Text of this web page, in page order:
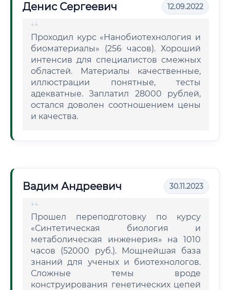
Денис Сергеевич 12.09.2022
Проходил курс «Нанобиотехнология и
биоматериалы» (256 часов). Хороший
интенсив для специалистов смежных
областей. Материалы качественные,
иллюстрации понятные, тесты
адекватные. Заплатил 28000 рублей,
остался доволен соотношением цены
и качества.
Вадим Андреевич 30.11.2023
Прошел переподготовку по курсу
«Синтетическая биология и
метаболическая инженерия» на 1010
часов (52000 руб.). Мощнейшая база
знаний для ученых и биотехнологов.
Сложные темы вроде
конструирования генетических цепей